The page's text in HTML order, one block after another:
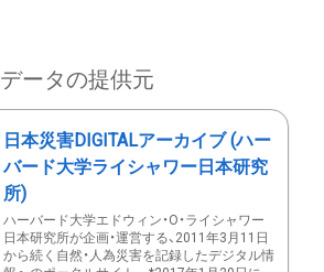
データの提供元
日本災害DIGITALアーカイブ (ハー
バード大学ライシャワー日本研究
所)
ハーバード大学エドウィン・O・ライシャワー
日本研究所が企画・運営する、2011年3月11日
から続く自然・人為災害を記録したデジタル情